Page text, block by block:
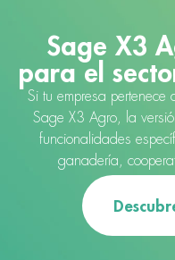
Sage X3
para el
Si tu empresa pertenece
Sage X3 Agro, la
funcionalidades
ganadería,